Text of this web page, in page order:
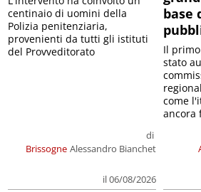
Brissogne
di
Alessandro Bianchet
il 06/08/2026
centinaio di uomini della
Polizia penitenziaria,
provenienti da tutti gli istituti
del Provveditorato
base
Il
stato
come
ancora